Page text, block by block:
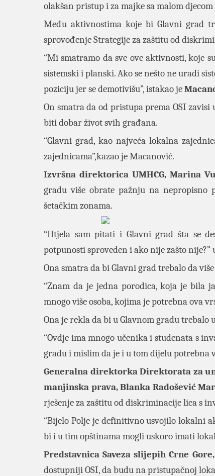
olakšan pristup i za majke sa malom
Među aktivnostima koje bi Glavni grad
sprovođenje Strategije za zaštitu od
“Mi smatramo da sve ove aktivnosti, koje
sistemski i planski. Ako se nešto ne uradi
poziciju jer se demotivišu”, istakao je
On smatra da od pristupa prema OSI
biti dobar život svih građana.
“Glavni grad, kao najveća lokalna
zajednicama”,kazao je Macanović.
Izvršna direktorica UMHCG, Marina
gradu više obrate pažnju na nepropisno
šetačkim zonama.
“Htjela sam pitati i Glavni grad šta se
potpunosti sproveden i ako nije zašto nije?”
Ona smatra da bi Glavni grad trebalo da
“Znam da je jedna porodica, koja je bila
mnogo više osoba, kojima je potrebna ova
Ona je rekla da bi u Glavnom gradu trebalo
“Ovdje ima mnogo učenika i studenata s
gradu i mislim da je i u tom dijelu potrebna
Generalna direktorka Direktorata za
manjinska prava, Blanka Radošević
rješenje za zaštitu od diskriminacije lica s
“Bijelo Polje je definitivno usvojilo lokalni
bi i u tim opštinama mogli uskoro imati
Predstavnica Saveza slijepih Crne
dostupniji OSI, da budu na pristupačnoj